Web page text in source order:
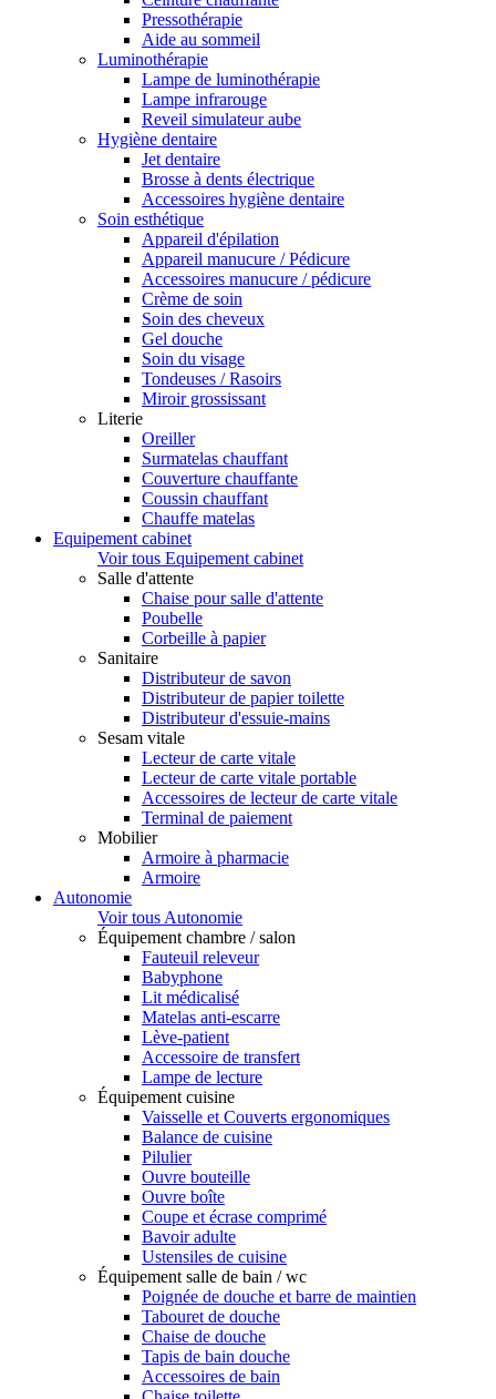
Pressothérapie
Aide au sommeil
Luminothérapie
Lampe de luminothérapie
Lampe infrarouge
Reveil simulateur aube
Hygiène dentaire
Jet dentaire
Brosse à dents électrique
Accessoires hygiène dentaire
Soin esthétique
Appareil d'épilation
Appareil manucure / Pédicure
Accessoires manucure / pédicure
Crème de soin
Soin des cheveux
Gel douche
Soin du visage
Tondeuses / Rasoirs
Miroir grossissant
Literie
Oreiller
Surmatelas chauffant
Couverture chauffante
Coussin chauffant
Chauffe matelas
Equipement cabinet
Voir tous Equipement cabinet
Salle d'attente
Chaise pour salle d'attente
Poubelle
Corbeille à papier
Sanitaire
Distributeur de savon
Distributeur de papier toilette
Distributeur d'essuie-mains
Sesam vitale
Lecteur de carte vitale
Lecteur de carte vitale portable
Accessoires de lecteur de carte vitale
Terminal de paiement
Mobilier
Armoire à pharmacie
Armoire
Autonomie
Voir tous Autonomie
Équipement chambre / salon
Fauteuil releveur
Babyphone
Lit médicalisé
Matelas anti-escarre
Lève-patient
Accessoire de transfert
Lampe de lecture
Équipement cuisine
Vaisselle et Couverts ergonomiques
Balance de cuisine
Pilulier
Ouvre bouteille
Ouvre boîte
Coupe et écrase comprimé
Bavoir adulte
Ustensiles de cuisine
Équipement salle de bain / wc
Poignée de douche et barre de maintien
Tabouret de douche
Chaise de douche
Tapis de bain douche
Accessoires de bain